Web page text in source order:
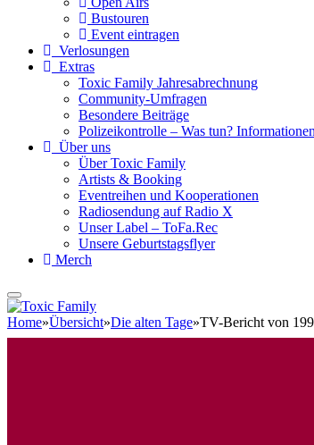
Bustouren
Event eintragen
Verlosungen
Extras
Toxic Family Jahresabrechnung
Community-Umfragen
Besondere Beiträge
Polizeikontrolle – Was tun?
Über uns
Über Toxic Family
Artists & Booking
Eventreihen und Kooperationen
Radiosendung auf Radio X
Unser Label – ToFa.Rec
Unsere Geburtstagsflyer
Merch
Home»Übersicht»Die alten Tage»TV-Bericht von